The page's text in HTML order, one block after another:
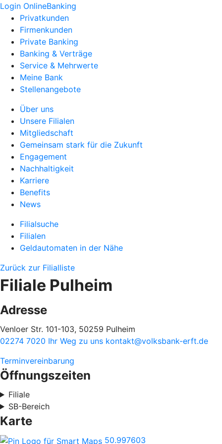
Login OnlineBanking
Privatkunden
Firmenkunden
Private Banking
Banking & Verträge
Service & Mehrwerte
Meine Bank
Stellenangebote
Über uns
Unsere Filialen
Mitgliedschaft
Gemeinsam stark für die Zukunft
Engagement
Nachhaltigkeit
Karriere
Benefits
News
Filialsuche
Filialen
Geldautomaten in der Nähe
Zurück zur Filialliste
Filiale Pulheim
Adresse
Venloer Str. 101-103, 50259 Pulheim
02274 7020 Ihr Weg zu uns kontakt@volksbank-erft.de
Terminvereinbarung
Öffnungszeiten
Filiale
SB-Bereich
Karte
50.997603